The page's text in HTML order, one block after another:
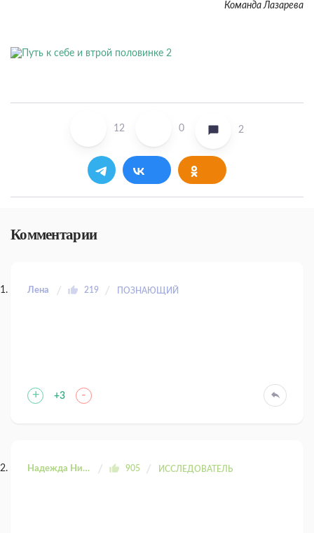
Команда Лазарева
12 0 2
Комментарии
Лена 219 ПОЗНАЮЩИЙ
+ +3 -
Надежда Николаевна 905 ИССЛЕДОВАТЕЛЬ